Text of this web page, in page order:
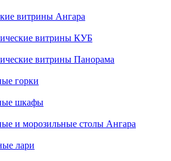
витрины Ангара
витрины КУБ
витрины Панорама
горки
шкафы
и морозильные столы Ангара
лари